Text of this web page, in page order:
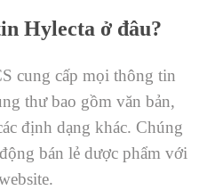
Hylecta ở đâu?
cung cấp mọi thông tin
thư bao gồm văn bản,
định dạng khác. Chúng
bán lẻ dược phẩm với